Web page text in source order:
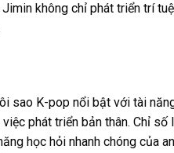
không chỉ phát triển trí
sao K-pop nổi bật với tài
phát triển bản thân. Chỉ
học hỏi nhanh chóng của